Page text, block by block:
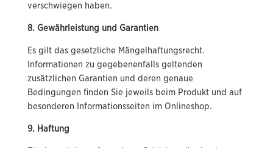
verschwiegen haben.
8. Gewährleistung und Garantien
Es gilt das gesetzliche Mängelhaftungsrecht.
Informationen zu gegebenenfalls geltenden
zusätzlichen Garantien und deren genaue
Bedingungen finden Sie jeweils beim Produkt und auf
besonderen Informationsseiten im Onlineshop.
9. Haftung